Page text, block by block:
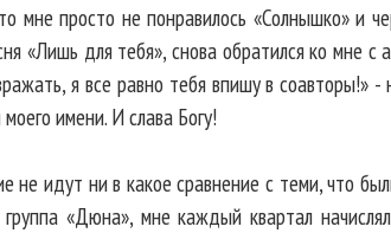
мне просто не понравилось «Солнышко» и
«Лишь для тебя», снова обратился ко мне
я все равно тебя впишу в соавторы!» -
имени. И слава Богу!
не идут ни в какое сравнение с теми, что
«Дюна», мне каждый квартал